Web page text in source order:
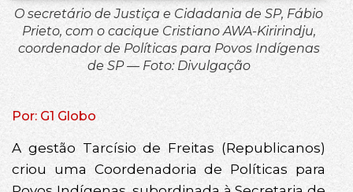
O secretário de Justiça e Cidadania de SP, Fábio
Prieto, com o cacique Cristiano AWA-Kiririndju,
coordenador de Políticas para Povos Indígenas
de SP — Foto: Divulgação
Por: G1 Globo
A gestão Tarcísio de Freitas (Republicanos)
criou uma Coordenadoria de Políticas para